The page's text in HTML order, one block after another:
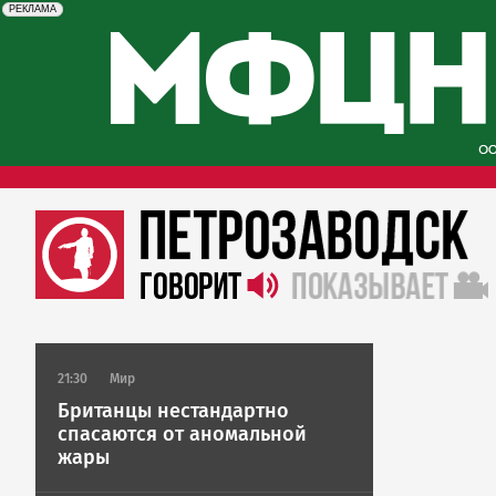
erid: 2SDnjcySKKc
РЕКЛАМА
Реклама
21:30 Мир
Британцы нестандартно
спасаются от аномальной
жары